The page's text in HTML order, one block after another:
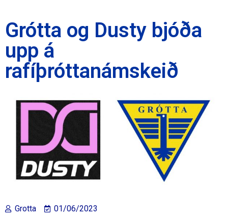
Grótta og Dusty bjóða
upp á
rafíþróttanámskeið
Grotta 01/06/2023